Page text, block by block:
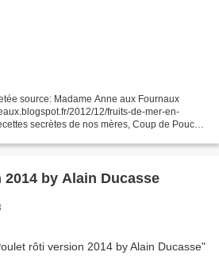
source: Madame Anne aux Fournaux
2012/12/fruits-de-mer-en-
secrètes de nos mères, Coup de Pouce
by Alain Ducasse